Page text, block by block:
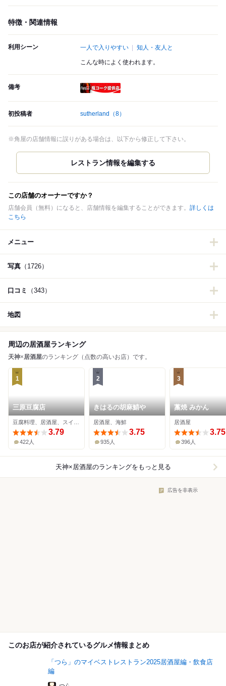
特徴・関連情報
利用シーン 一人で入りやすい 知人・友人と
こんな時によく使われます。
備考
初投稿者 sutherland （8）
※角屋の店舗情報に誤りがある場合は、以下から修正して下さい。
この店舗のオーナーですか？
店舗会員（無料）になると、店舗情報を編集することができます。 詳しくは
こちら
メニュー
写真 （1726）
口コミ （343）
地図
周辺の居酒屋ランキング
天神×居酒屋のランキング（点数の高いお店）です。
1
三原豆腐店
3.79
422人
2
きはるの胡麻鯖や
居酒屋、海鮮
3.75
935人
3
藁焼 みかん
居酒屋
3.75
396人
天神×居酒屋のランキングをもっと見る
広告を非表示
このお店が紹介されているグルメ情報まとめ
「つら」のマイベストレストラン2025居酒屋編・飲食店
編